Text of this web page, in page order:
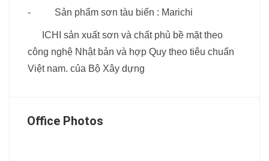
- Sản phẩm sơn tàu biển : Marichi
ICHI sản xuất sơn và chất phủ bề mặt theo
công nghệ Nhật bản và hợp Quy theo tiêu chuẩn
Việt nam. của Bộ Xây dựng
Office Photos